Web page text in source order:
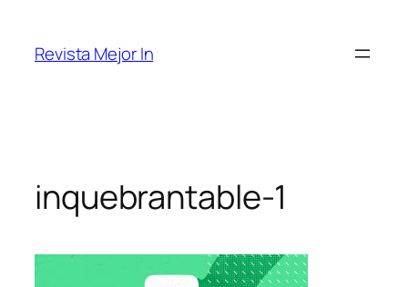
contenido
Revista Mejor In
inquebrantable-1